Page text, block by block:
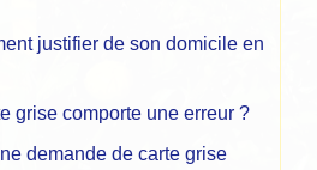
justifier de son domicile en
grise comporte une erreur ?
demande de carte grise